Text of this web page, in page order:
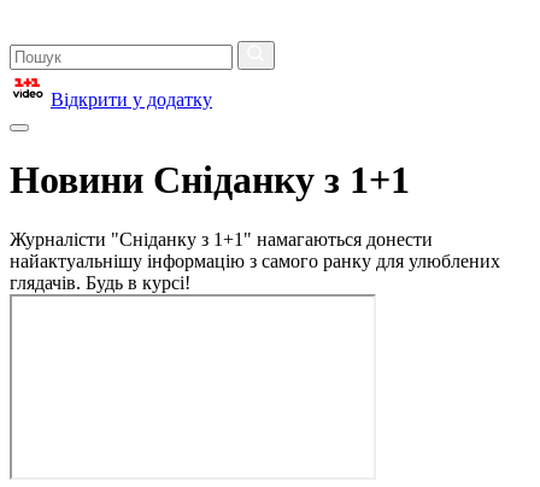
Відкрити у додатку
Новини Сніданку з 1+1
Журналісти "Сніданку з 1+1" намагаються донести
найактуальнішу інформацію з самого ранку для улюблених
глядачів. Будь в курсі!